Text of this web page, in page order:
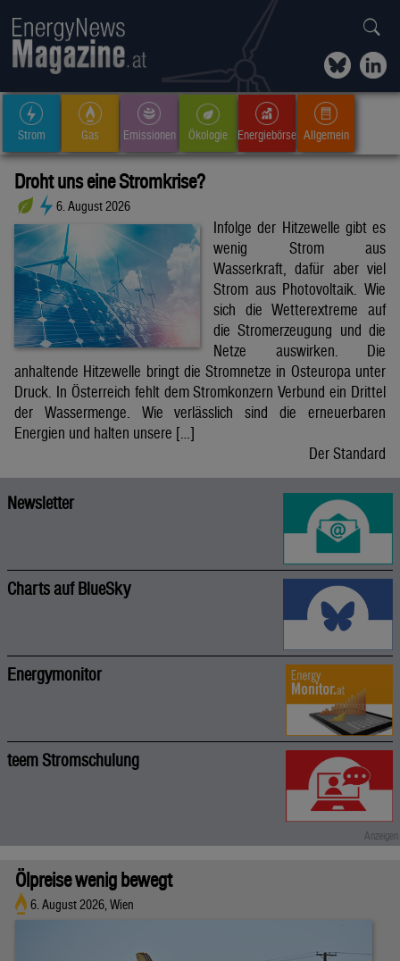
Strom Gas Emissionen Ökologie Energiebörse Allgemein
Droht uns eine Stromkrise?
6. August 2026
Infolge der Hitzewelle gibt es
wenig Strom aus
Wasserkraft, dafür aber viel
Strom aus Photovoltaik. Wie
sich die Wetterextreme auf
die Stromerzeugung und die
Netze auswirken. Die
anhaltende Hitzewelle bringt die Stromnetze in Osteuropa unter
Druck. In Österreich fehlt dem Stromkonzern Verbund ein Drittel
der Wassermenge. Wie verlässlich sind die erneuerbaren
Energien und halten unsere […]
Der Standard
Newsletter
Charts auf BlueSky
Energymonitor
teem Stromschulung
Ölpreise wenig bewegt
6. August 2026, Wien